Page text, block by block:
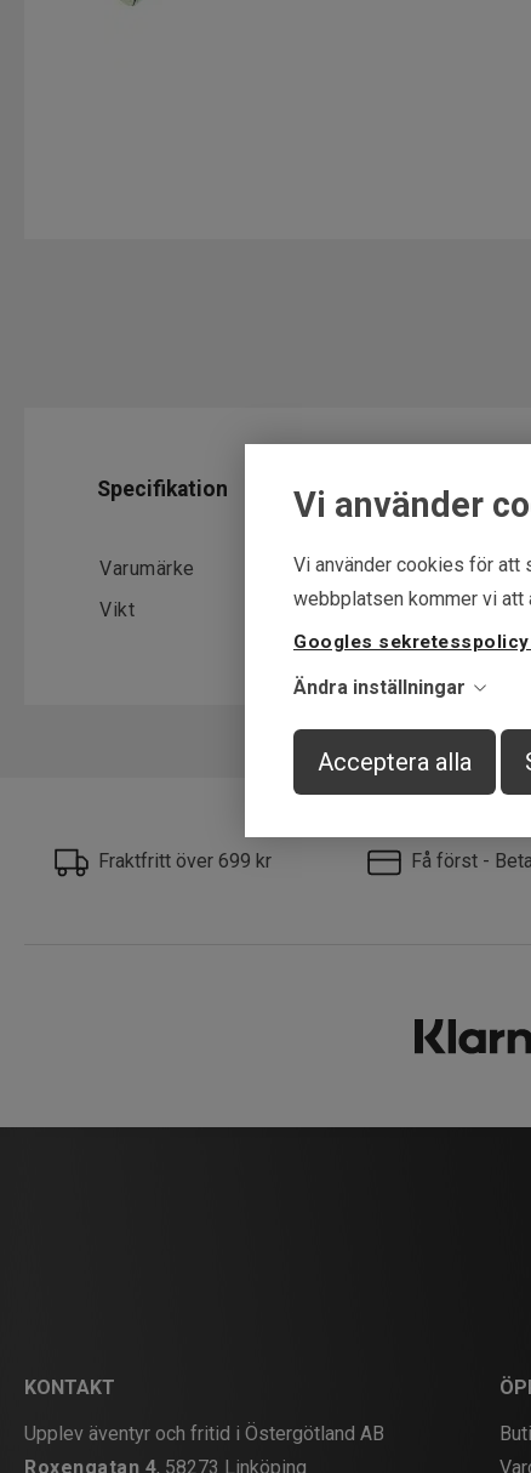
Vi använder
Vi använder cookies för att
webbplatsen kommer vi att
Googles sekretesspolicy
Ändra inställningar
Acceptera alla
Specifikation
Varumärke
Vikt
21-25g
Fraktfritt över 699 kr Få först -
KONTAKT
Upplev äventyr och fritid i Östergötland AB
Roxengatan 4, 58273 Linköping